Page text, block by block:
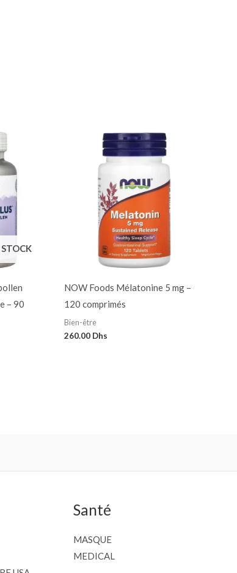
– 90
NOW Foods Mélatonine 5 mg –
120 comprimés
Bien-être
260.00 Dhs
Santé
MASQUE
MEDICAL